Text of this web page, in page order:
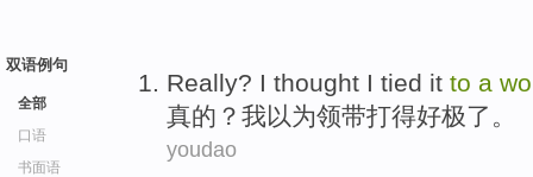
双语例句
全部
口语
书面语
Really? I thought I tied it to a
真的 ？ 我以为领带打得好极了。
youdao